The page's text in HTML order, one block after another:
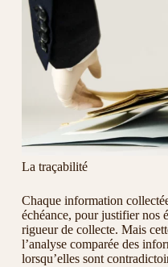
La traçabilité
Chaque information
échéance, pour justifier nos
rigueur de collecte. Mais
l’analyse comparée des
lorsqu’elles sont